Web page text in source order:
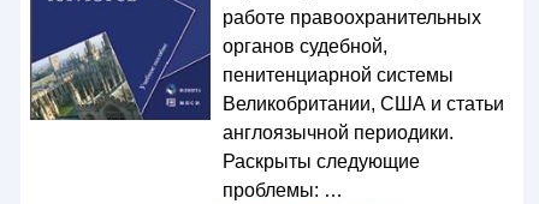
работе правоохранительных
органов судебной,
пенитенциарной системы
Великобритании, США и статьи
англоязычной периодики.
Раскрыты следующие
проблемы: …